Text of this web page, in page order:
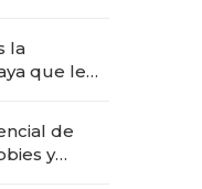
apertura
la
que le
de
y